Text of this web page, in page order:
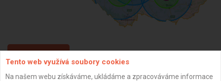
ZPĚT
Tento web využívá soubory cookies
Na našem webu získáváme, ukládáme a zpracováváme informace